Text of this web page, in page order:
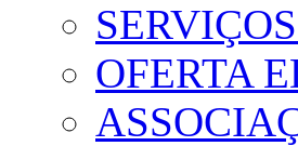
OFERTA